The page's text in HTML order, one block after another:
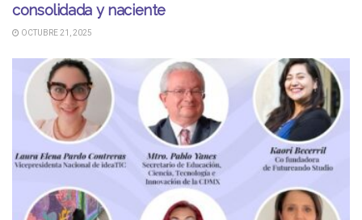
consolidada y naciente
OCTUBRE 21, 2025